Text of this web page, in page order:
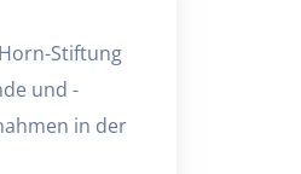
Stiftung
und -
in der